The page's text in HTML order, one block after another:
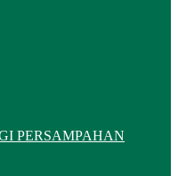
PERSAMPAHAN